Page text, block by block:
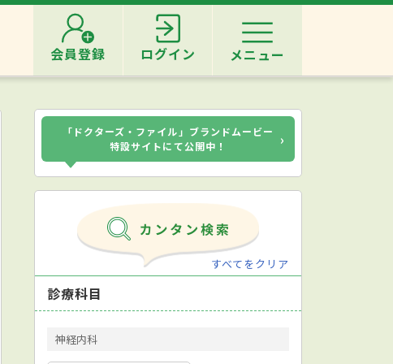
会員登録 ログイン メニュー
「ドクターズ・ファイル」ブランドムービー
特設サイトにて公開中！
›
すべてをクリア
診療科目
神経内科